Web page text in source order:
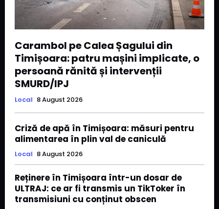
Carambol pe Calea Șagului din
Timișoara: patru mașini implicate, o
persoană rănită și intervenții
SMURD/IPJ
Local 8 August 2026
Criză de apă în Timișoara: măsuri pentru
alimentarea în plin val de caniculă
Local 8 August 2026
Reținere în Timișoara într-un dosar de
ULTRAJ: ce ar fi transmis un TikToker în
transmisiuni cu conținut obscen